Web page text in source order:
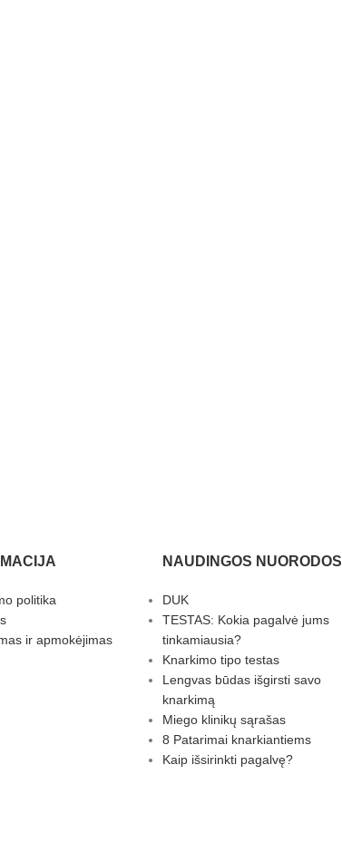
politika
ir apmokėjimas
NAUDINGOS NUORODOS
DUK
TESTAS: Kokia pagalvė jums
tinkamiausia?
Knarkimo tipo testas
Lengvas būdas išgirsti savo
knarkimą
Miego klinikų sąrašas
8 Patarimai knarkiantiems
Kaip išsirinkti pagalvę?